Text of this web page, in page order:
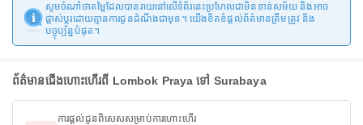
សូមចំណាំថាតម្លៃដែលបានរាយនៅលើទំព័រនេះប្រហែលជាមិនទាន់សម័យ និងអាច
ផ្លាស់ប្តូរដោយគ្មានការជូនដំណឹងជាមុន។ យើងខិតខំផ្តល់ព័ត៌មានត្រឹមត្រូវ និង
បច្ចុប្បន្នបំផុត។
ព័ត៌មានជើងហោះហើរពី Lombok Praya ទៅ Surabaya
ការផ្តល់ជូនពិសេសសម្រាប់ការហោះហើរ